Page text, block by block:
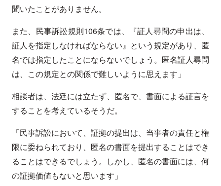
聞いたことがありません。
また、民事訴訟規則106条では、『証人尋問の申出は、
証人を指定しなければならない』という規定があり、匿
名では指定したことにならないでしょう。匿名証人尋問
は、この規定との関係で難しいように思えます」
相談者は、法廷には立たず、匿名で、書面による証言を
することを考えているそうだ。
「民事訴訟において、証拠の提出は、当事者の責任と権
限に委ねられており、匿名の書面を提出することはでき
ることはできるでしょう。しかし、匿名の書面には、何
の証拠価値もないと思います」